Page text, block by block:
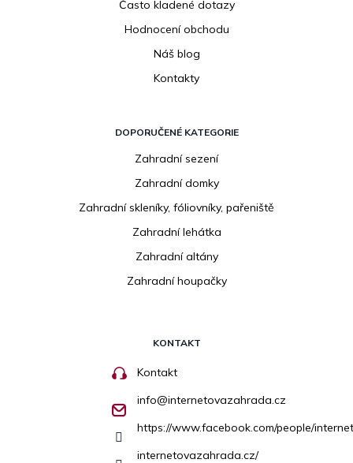
Často kladené dotazy
Hodnocení obchodu
Náš blog
Kontakty
DOPORUČENÉ KATEGORIE
Zahradní sezení
Zahradní domky
Zahradní skleníky, fóliovníky, pařeniště
Zahradní lehátka
Zahradní altány
Zahradní houpačky
KONTAKT
Kontakt
info@internetovazahrada.cz
https://www.facebook.com/people/
internetovazahrada.cz/